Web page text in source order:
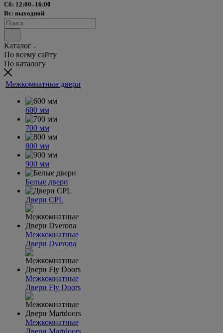
Сб: 12:00–16:00
Вс: выходной
Каталог
По всему сайту
По каталогу
Межкомнатные двери
600 мм
700 мм
800 мм
900 мм
Белые двери
Двери CPL
Межкомнатные
Двери Dverona
Межкомнатные
Двери Fly Doors
Межкомнатные
Двери Martdoors